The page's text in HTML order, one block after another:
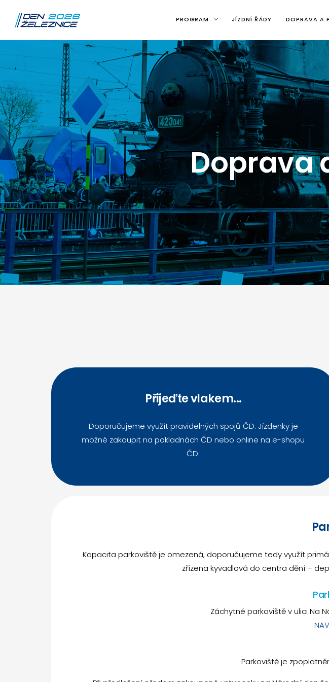
PROGRAM JÍZDNÍ ŘÁDY DOPRAVA A
Doprava
Přijeďte vlakem...
Doporučujeme využít pravidelných spojů ČD. Jízdenky je
možné zakoupit na pokladnách ČD nebo online na e-shopu
ČD.
Kapacita parkoviště je omezená, doporučujeme tedy využít
zřízena kyvadlová do centra dění –
Záchytné parkoviště v ulici Na
Parkoviště je